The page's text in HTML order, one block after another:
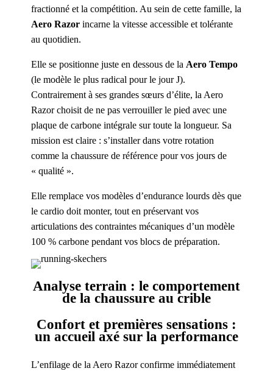
fractionné et la compétition. Au sein de cette famille, la
Aero Razor incarne la vitesse accessible et tolérante
au quotidien.
Elle se positionne juste en dessous de la Aero Tempo
(le modèle le plus radical pour le jour J).
Contrairement à ses grandes sœurs d’élite, la Aero
Razor choisit de ne pas verrouiller le pied avec une
plaque de carbone intégrale sur toute la longueur. Sa
mission est claire : s’installer dans votre rotation
comme la chaussure de référence pour vos jours de
« qualité ».
Elle remplace vos modèles d’endurance lourds dès que
le cardio doit monter, tout en préservant vos
articulations des contraintes mécaniques d’un modèle
100 % carbone pendant vos blocs de préparation.
Analyse terrain : le comportement
de la chaussure au crible
Confort et premières sensations :
un accueil axé sur la performance
L’enfilage de la Aero Razor confirme immédiatement